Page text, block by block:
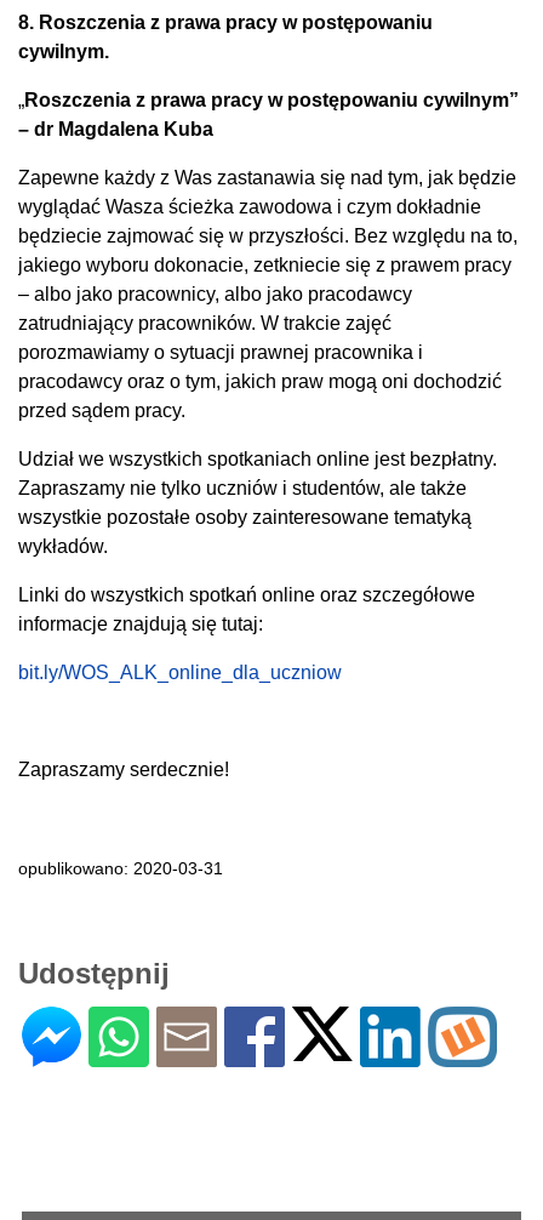
8. Roszczenia z prawa pracy w postępowaniu
cywilnym.
„Roszczenia z prawa pracy w postępowaniu cywilnym”
– dr Magdalena Kuba
Zapewne każdy z Was zastanawia się nad tym, jak będzie
wyglądać Wasza ścieżka zawodowa i czym dokładnie
będziecie zajmować się w przyszłości. Bez względu na to,
jakiego wyboru dokonacie, zetkniecie się z prawem pracy
– albo jako pracownicy, albo jako pracodawcy
zatrudniający pracowników. W trakcie zajęć
porozmawiamy o sytuacji prawnej pracownika i
pracodawcy oraz o tym, jakich praw mogą oni dochodzić
przed sądem pracy.
Udział we wszystkich spotkaniach online jest bezpłatny.
Zapraszamy nie tylko uczniów i studentów, ale także
wszystkie pozostałe osoby zainteresowane tematyką
wykładów.
Linki do wszystkich spotkań online oraz szczegółowe
informacje znajdują się tutaj:
bit.ly/WOS_ALK_online_dla_uczniow
Zapraszamy serdecznie!
opublikowano: 2020-03-31
Udostępnij